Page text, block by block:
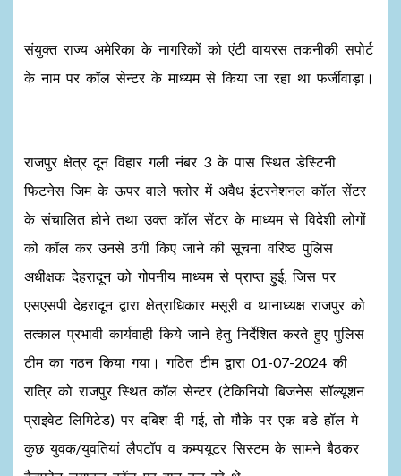
संयुक्त राज्य अमेरिका के नागरिकों को एंटी वायरस तकनीकी सपोर्ट
के नाम पर कॉल सेन्टर के माध्यम से किया जा रहा था फर्जीवाड़ा।
राजपुर क्षेत्र दून विहार गली नंबर 3 के पास स्थित डेस्टिनी
फिटनेस जिम के ऊपर वाले फ्लोर में अवैध इंटरनेशनल कॉल सेंटर
के संचालित होने तथा उक्त कॉल सेंटर के माध्यम से विदेशी लोगों
को कॉल कर उनसे ठगी किए जाने की सूचना वरिष्ठ पुलिस
अधीक्षक देहरादून को गोपनीय माध्यम से प्राप्त हुई, जिस पर
एसएसपी देहरादून द्वारा क्षेत्राधिकार मसूरी व थानाध्यक्ष राजपुर को
तत्काल प्रभावी कार्यवाही किये जाने हेतु निर्देशित करते हुए पुलिस
टीम का गठन किया गया। गठित टीम द्वारा 01-07-2024 की
रात्रि को राजपुर स्थित कॉल सेन्टर (टेकिनियो बिजनेस सॉल्यूशन
प्राइवेट लिमिटेड) पर दबिश दी गई, तो मौके पर एक बडे हॉल मे
कुछ युवक/युवतियां लैपटॉप व कम्पयूटर सिस्टम के सामने बैठकर